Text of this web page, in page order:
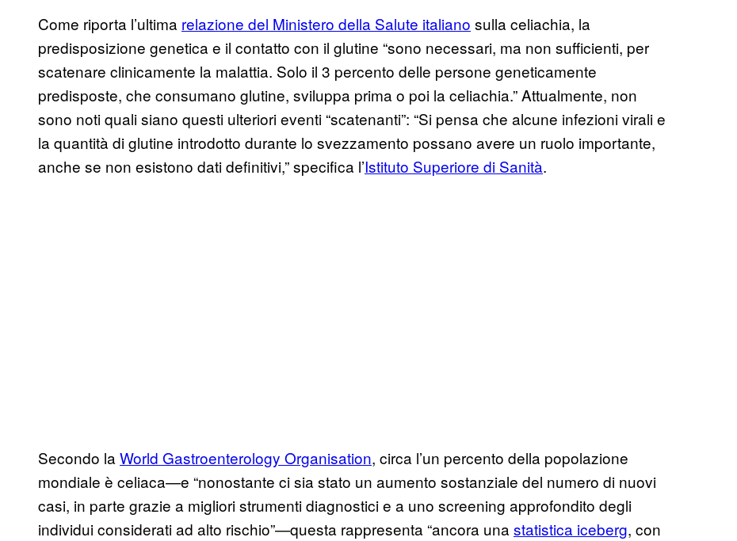
Come riporta l’ultima relazione del Ministero della Salute italiano sulla celiachia, la
predisposizione genetica e il contatto con il glutine “sono necessari, ma non sufficienti, per
scatenare clinicamente la malattia. Solo il 3 percento delle persone geneticamente
predisposte, che consumano glutine, sviluppa prima o poi la celiachia.” Attualmente, non
sono noti quali siano questi ulteriori eventi “scatenanti”: “Si pensa che alcune infezioni virali e
la quantità di glutine introdotto durante lo svezzamento possano avere un ruolo importante,
anche se non esistono dati definitivi,” specifica l’Istituto Superiore di Sanità.
Secondo laWorld Gastroenterology Organisation, circa l’un percento della popolazione
mondiale è celiaca—e “nonostante ci sia stato un aumento sostanziale del numero di nuovi
casi, in parte grazie a migliori strumenti diagnostici e a uno screening approfondito degli
individui considerati ad alto rischio”—questa rappresenta “ancora unastatistica iceberg, con